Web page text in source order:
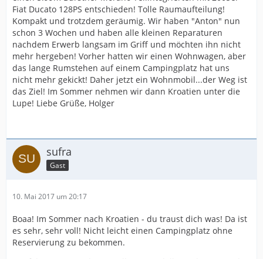
Fiat Ducato 128PS entschieden! Tolle Raumaufteilung!
Kompakt und trotzdem geräumig. Wir haben "Anton" nun
schon 3 Wochen und haben alle kleinen Reparaturen
nachdem Erwerb langsam im Griff und möchten ihn nicht
mehr hergeben! Vorher hatten wir einen Wohnwagen, aber
das lange Rumstehen auf einem Campingplatz hat uns
nicht mehr gekickt! Daher jetzt ein Wohnmobil...der Weg ist
das Ziel! Im Sommer nehmen wir dann Kroatien unter die
Lupe! Liebe Grüße, Holger
sufra
Gast
10. Mai 2017 um 20:17
Boaa! Im Sommer nach Kroatien - du traust dich was! Da ist
es sehr, sehr voll! Nicht leicht einen Campingplatz ohne
Reservierung zu bekommen.